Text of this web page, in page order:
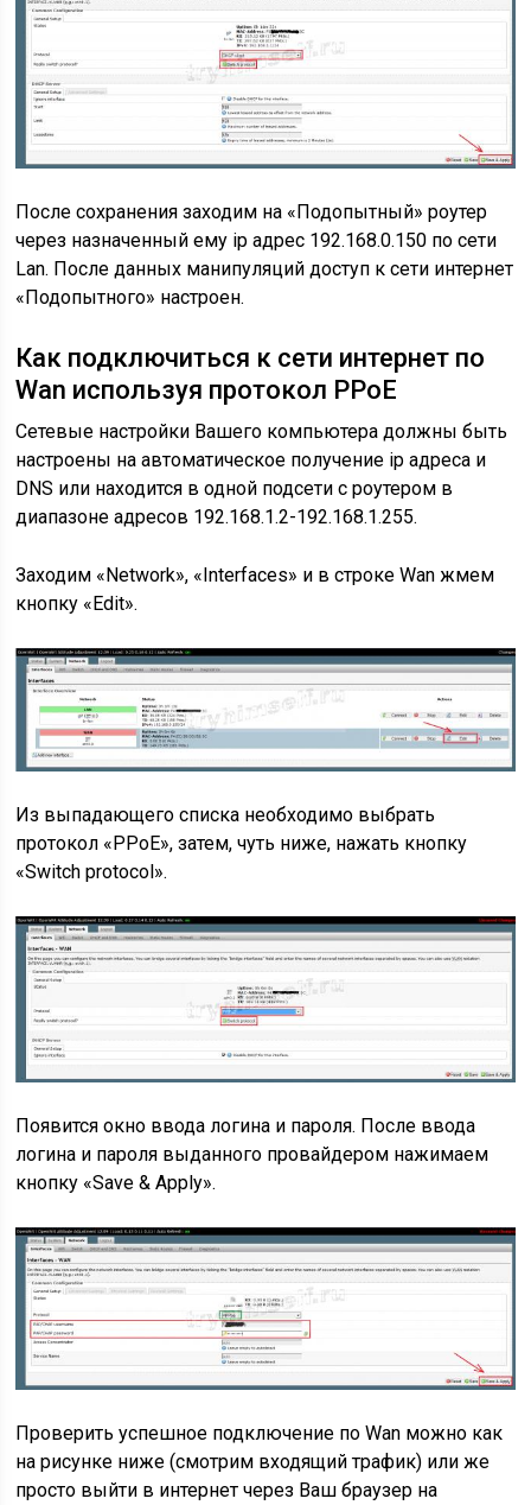
После сохранения заходим на «Подопытный» роутер
через назначенный ему ip адрес 192.168.0.150 по сети
Lan. После данных манипуляций доступ к сети интернет
«Подопытного» настроен.
Как подключиться к сети интернет по
Wan используя протокол PPoE
Сетевые настройки Вашего компьютера должны быть
настроены на автоматическое получение ip адреса и
DNS или находится в одной подсети с роутером в
диапазоне адресов 192.168.1.2-192.168.1.255.
Заходим «Network», «Interfaces» и в строке Wan жмем
кнопку «Edit».
Из выпадающего списка необходимо выбрать
протокол «РРоЕ», затем, чуть ниже, нажать кнопку
«Switch protocol».
Появится окно ввода логина и пароля. После ввода
логина и пароля выданного провайдером нажимаем
кнопку «Save & Apply».
Проверить успешное подключение по Wan можно как
на рисунке ниже (смотрим входящий трафик) или же
просто выйти в интернет через Ваш браузер на